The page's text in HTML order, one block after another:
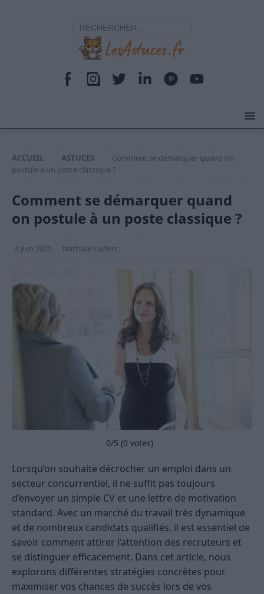
ACCUEIL ASTUCES
Comment se démarquer quand on
postule à un poste classique ?
Comment se démarquer quand
on postule à un poste classique ?
4 juin 2025 Nathalie Leclerc
0/5 (0 votes)
Lorsqu’on souhaite décrocher un emploi dans un
secteur concurrentiel, il ne suffit pas toujours
d’envoyer un simple CV et une lettre de motivation
standard. Avec un marché du travail très dynamique
et de nombreux candidats qualifiés, il est essentiel de
savoir comment attirer l’attention des recruteurs et
se distinguer efficacement. Dans cet article, nous
explorons différentes stratégies concrètes pour
maximiser vos chances de succès lors de vos